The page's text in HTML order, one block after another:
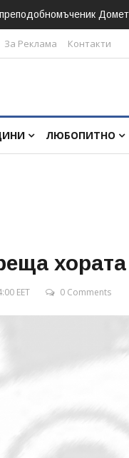
За Реклама Контакти
ЛЮБОПИТНО
EET 0 Comments